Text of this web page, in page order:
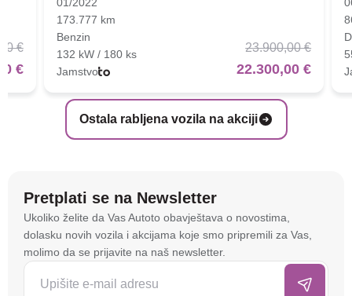
Ostala rabljena vozila na akciji
€
€
173.777 km
Benzin
132 kW / 180 ks
Jamstvo
23.900,00 €
22.300,00 €
Pretplati se na Newsletter
Ukoliko želite da Vas Autoto obavještava o novostima,
dolasku novih vozila i akcijama koje smo pripremili za Vas,
molimo da se prijavite na naš newsletter.
Na stranici
tehnologije kako bismo spremali i pristupali
informacijama na vašem uređaju. To nam omogućuje
da poboljšamo funkcionalnost stranice, analiziramo
posjećenost te prikazujemo personalizirane oglase i